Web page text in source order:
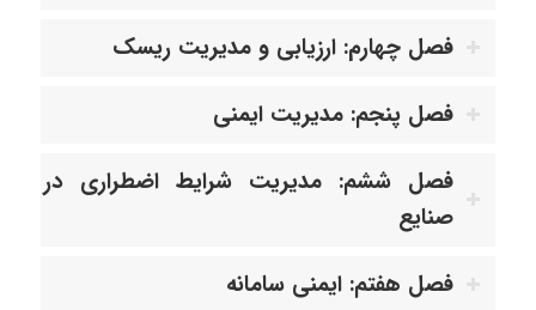
فصل چهارم: ارزیابی و مدیریت ریسک
فصل پنجم: مدیریت ایمنی
فصل ششم: مدیریت شرایط اضطراری در
صنایع
فصل هفتم: ایمنی سامانه